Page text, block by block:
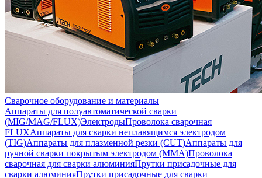
Сварочное оборудование и материалы
Аппараты для полуавтоматической сварки
(MIG/MAG/FLUX)ЭлектродыПроволока сварочная
FLUXАппараты для сварки неплавящимся электродом
(TIG)Аппараты для плазменной резки (CUT)Аппараты для
ручной сварки покрытым электродом (MMA)Проволока
сварочная для сварки алюминияПрутки присадочные для
сварки алюминияПрутки присадочные для сварки